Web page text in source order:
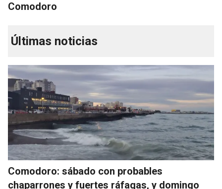
Comodoro
Últimas noticias
Comodoro: sábado con probables
chaparrones y fuertes ráfagas, y domingo